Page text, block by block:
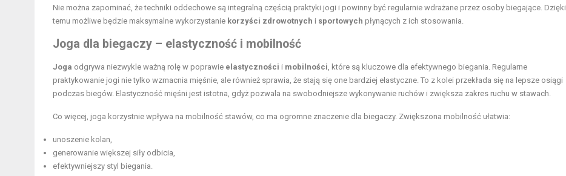
Nie można zapominać, że techniki oddechowe są integralną częścią praktyki jogi i powinny być regularnie wdrażane przez osoby biegające. Dzięki
temu możliwe będzie maksymalne wykorzystanie korzyści zdrowotnych i sportowych płynących z ich stosowania.
Joga dla biegaczy – elastyczność i mobilność
Joga odgrywa niezwykle ważną rolę w poprawie elastyczności i mobilności, które są kluczowe dla efektywnego biegania. Regularne
praktykowanie jogi nie tylko wzmacnia mięśnie, ale również sprawia, że stają się one bardziej elastyczne. To z kolei przekłada się na lepsze osiągi
podczas biegów. Elastyczność mięśni jest istotna, gdyż pozwala na swobodniejsze wykonywanie ruchów i zwiększa zakres ruchu w stawach.
Co więcej, joga korzystnie wpływa na mobilność stawów, co ma ogromne znaczenie dla biegaczy. Zwiększona mobilność ułatwia:
unoszenie kolan,
generowanie większej siły odbicia,
efektywniejszy styl biegania.